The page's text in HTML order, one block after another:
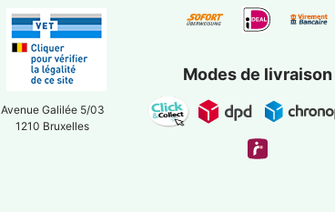
Avenue Galilée 5/03
1210 Bruxelles
Modes de livraison